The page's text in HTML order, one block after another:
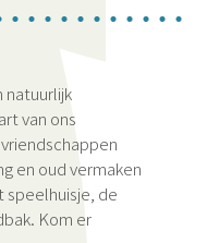
natuurlijk
van ons
en oud vermaken
speelhuisje, de
Kom er